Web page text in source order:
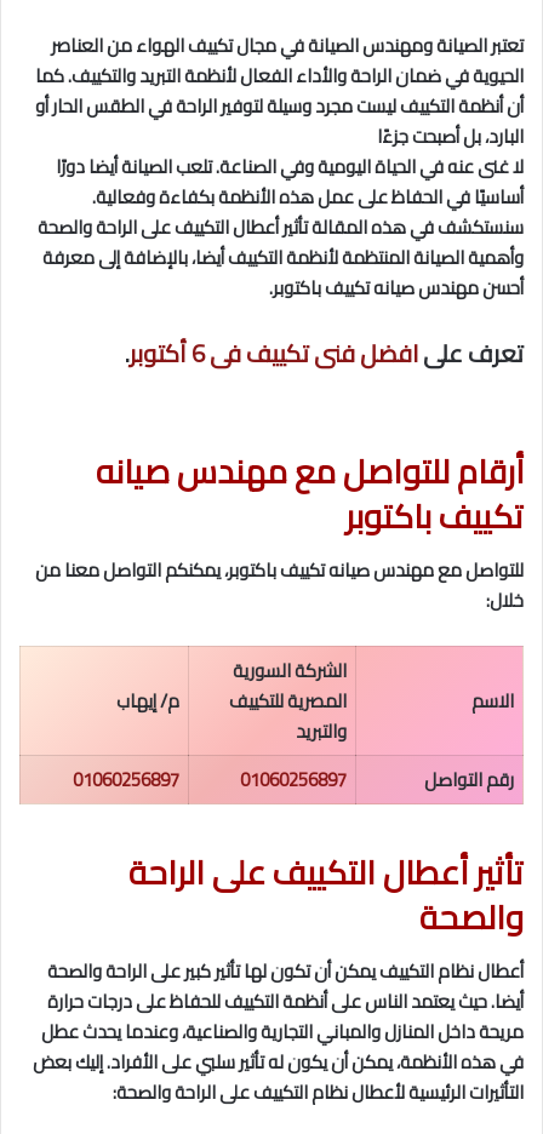
تعتبر الصيانة ومهندس الصيانة في مجال تكييف الهواء من العناصر
الحيوية في ضمان الراحة والأداء الفعال لأنظمة التبريد والتكييف. كما
أن أنظمة التكييف ليست مجرد وسيلة لتوفير الراحة في الطقس الحار أو
البارد، بل أصبحت جزءًا
لا غنى عنه في الحياة اليومية وفي الصناعة. تلعب الصيانة أيضا دورًا
أساسيًا في الحفاظ على عمل هذه الأنظمة بكفاءة وفعالية.
سنستكشف في هذه المقالة تأثير أعطال التكييف على الراحة والصحة
وأهمية الصيانة المنتظمة لأنظمة التكييف أيضا، بالإضافة إلى معرفة
أحسن مهندس صيانه تكييف باكتوبر.
تعرف علىافضل فنى تكييف فى 6 أكتوبر .
أرقام للتواصل مع مهندس صيانه
تكييف باكتوبر
للتواصل مع مهندس صيانه تكييف باكتوبر، يمكنكم التواصل معنا من
خلال:
الاسم
الشركة السورية
المصرية للتكييف
والتبريد
م/ إيهاب
رقم التواصل 01060256897
01060256897
تأثير أعطال التكييف على الراحة
والصحة
أعطال نظام التكييف يمكن أن تكون لها تأثير كبير على الراحة والصحة
أيضا. حيث يعتمد الناس على أنظمة التكييف للحفاظ على درجات حرارة
مريحة داخل المنازل والمباني التجارية والصناعية، وعندما يحدث عطل
في هذه الأنظمة، يمكن أن يكون له تأثير سلبي على الأفراد. إليك بعض
التأثيرات الرئيسية لأعطال نظام التكييف على الراحة والصحة: